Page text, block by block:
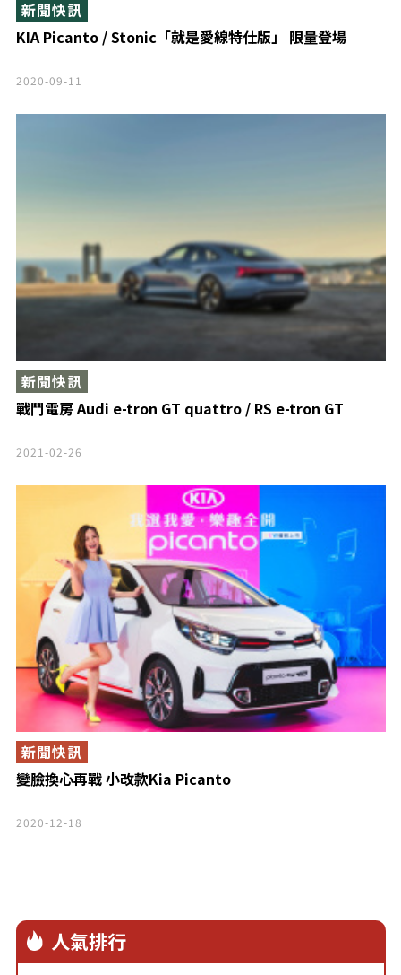
KIA Picanto / Stonic「就是愛線特仕版」 限量登場
新聞快訊
2020-09-11
戰鬥電房 Audi e-tron GT quattro / RS e-tron GT
新聞快訊
2021-02-26
變臉換心再戰 小改款Kia Picanto
新聞快訊
2020-12-18
人氣排行